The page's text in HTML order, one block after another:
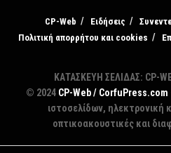
CP-Web Ειδήσεις
Πολιτική απορρήτου και cookies
ΚΑΤΑΣΚΕΥΗ ΣΕΛΙΔΑΣ: CP-
© 2024 CP-Web / CorfuPress.com
ιστοσελίδων, ηλεκτρονική
οπτικοακουστικές και